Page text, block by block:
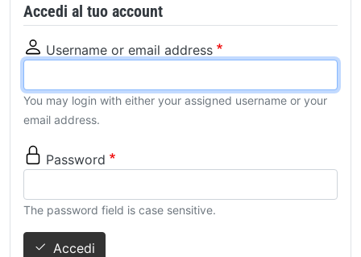
Accedi al tuo account
Username or email address
You may login with either your assigned username or your
email address.
Password
The password field is case sensitive.
Accedi